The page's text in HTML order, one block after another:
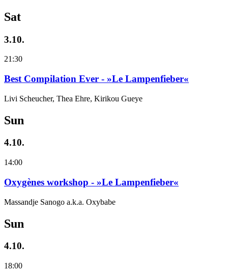
Sat
3.10.
21:30
Best Compilation Ever - »Le Lampenfieber«
Livi Scheucher, Thea Ehre, Kirikou Gueye
Sun
4.10.
14:00
Oxygènes workshop - »Le Lampenfieber«
Massandje Sanogo a.k.a. Oxybabe
Sun
4.10.
18:00